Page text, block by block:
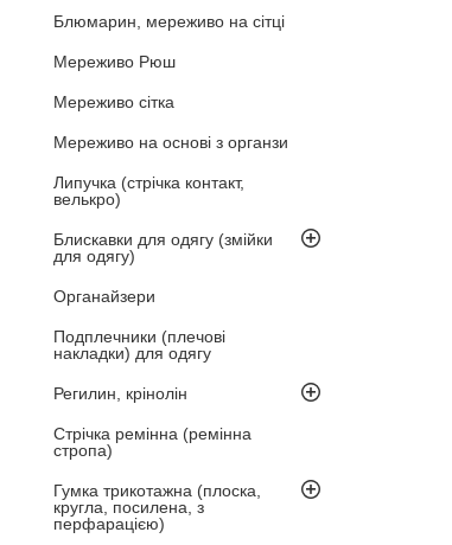
Блюмарин, мереживо на сітці
Мереживо Рюш
Мереживо сітка
Мереживо на основі з органзи
Липучка (стрічка контакт,
велькро)
Блискавки для одягу (змійки
для одягу)
Органайзери
Подплечники (плечові
накладки) для одягу
Регилин, крінолін
Стрічка ремінна (ремінна
стропа)
Гумка трикотажна (плоска,
кругла, посилена, з
перфарацією)